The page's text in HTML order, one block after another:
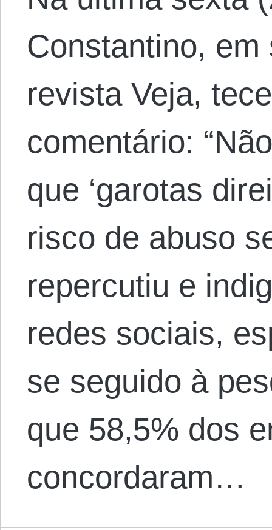
Constantino,
revista Veja,
comentário:
que ‘garotas
risco de abuso
repercutiu e
redes sociais,
se seguido à
que 58,5% dos
concordaram…